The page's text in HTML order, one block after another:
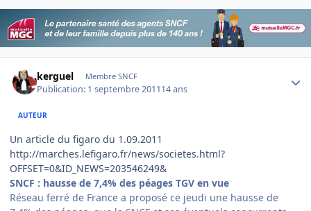
kerguel Membre SNCF
Publication: 1 septembre 201114 ans
AUTEUR
Un article du figaro du 1.09.2011
http://marches.lefigaro.fr/news/societes.html?
OFFSET=0&ID_NEWS=203546249&
SNCF : hausse de 7,4% des péages TGV en vue
Réseau ferré de France a proposé ce jeudi une hausse de